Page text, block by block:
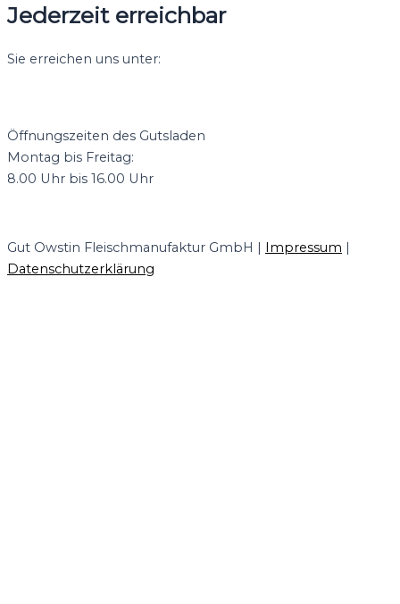
Mehr Informationen
Akzeptieren
Jederzeit erreichbar
Sie erreichen uns unter:
Öffnungszeiten des Gutsladen
Montag bis Freitag:
8.00 Uhr bis 16.00 Uhr
Gut Owstin Fleischmanufaktur GmbH | Impressum
Datenschutzerklärung